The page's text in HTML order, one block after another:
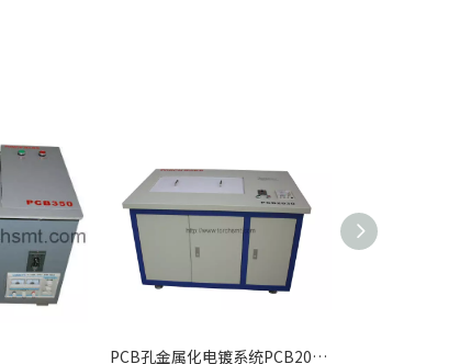
PCB孔金属化电镀系统PCB2030（铜）